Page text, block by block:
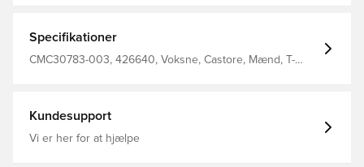
væk Afsluttet med diskret Castore-branding på bagsiden
af nakken og venstre bryst. AerTek-teknologi til
svedtransporterende Fremstillet af: 100% polyester.
Specifikationer
CMC30783-003, 426640, Voksne, Castore, Mænd, T-
Kundesupport
Vi er her for at hjælpe